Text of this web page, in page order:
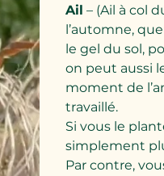
Ail – (Ail à col
l’automne,
le gel du sol,
on peut aussi
moment de
travaillé.
Si vous le
simplement
Par contre,